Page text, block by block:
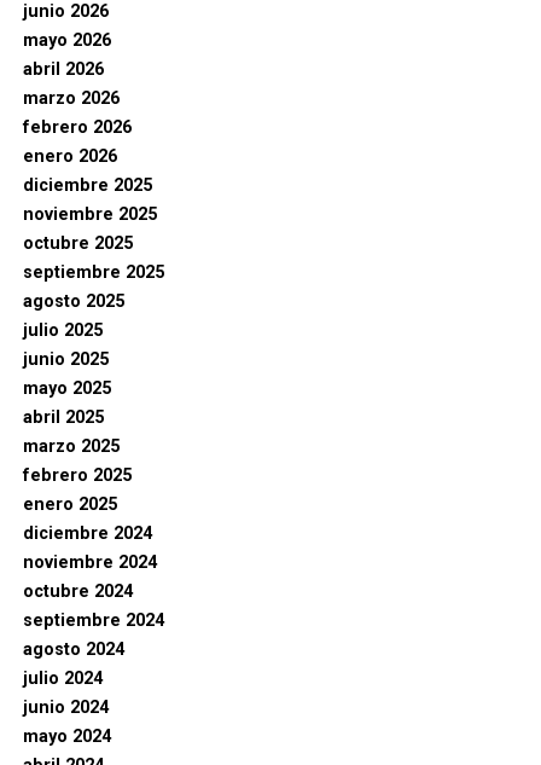
junio 2026
mayo 2026
abril 2026
marzo 2026
febrero 2026
enero 2026
diciembre 2025
noviembre 2025
octubre 2025
septiembre 2025
agosto 2025
julio 2025
junio 2025
mayo 2025
abril 2025
marzo 2025
febrero 2025
enero 2025
diciembre 2024
noviembre 2024
octubre 2024
septiembre 2024
agosto 2024
julio 2024
junio 2024
mayo 2024